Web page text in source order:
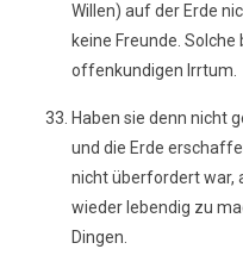
Willen) auf der Erde
keine Freunde.
offenkundigen Irrtum.
Haben sie denn nicht
und die Erde
nicht überfordert war,
wieder lebendig zu
Dingen.